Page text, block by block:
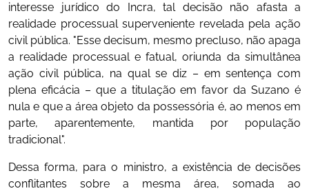
interesse jurídico do Incra, tal decisão não afasta a
realidade processual superveniente revelada pela ação
civil pública. "Esse decisum, mesmo precluso, não apaga
a realidade processual e fatual, oriunda da simultânea
ação civil pública, na qual se diz – em sentença com
plena eficácia – que a titulação em favor da Suzano é
nula e que a área objeto da possessória é, ao menos em
parte, aparentemente, mantida por população
tradicional".
Dessa forma, para o ministro, a existência de decisões
conflitantes sobre a mesma área, somada ao